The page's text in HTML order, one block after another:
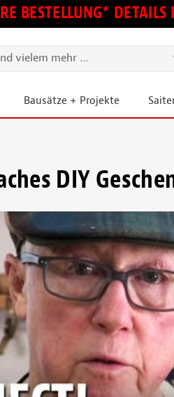
BESTELLUNG*
Bausätze + Projekte
DIY